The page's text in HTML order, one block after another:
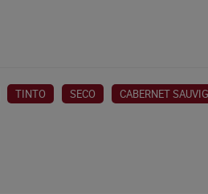
TINTO SECO CABERNET